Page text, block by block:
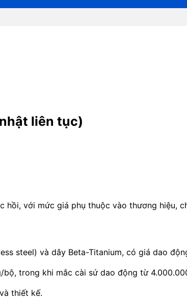
liên tục)
với mức giá phụ thuộc vào thương hiệu,
steel) và dây Beta-Titanium, có giá dao
trong khi mắc cài sứ dao động từ
thiết kế.